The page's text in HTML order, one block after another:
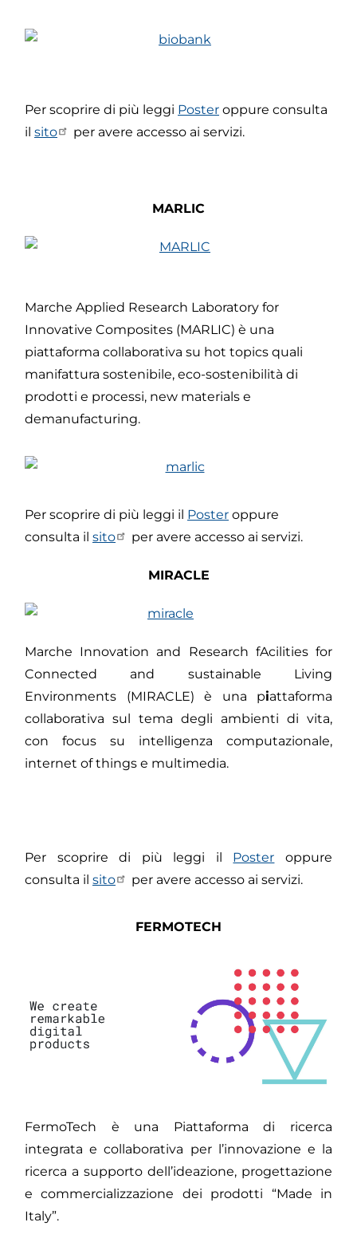
Per scoprire di più leggi Poster oppure consulta
il sito per avere accesso ai servizi.
MARLIC
Marche Applied Research Laboratory for
Innovative Composites (MARLIC) è una
piattaforma collaborativa su hot topics quali
manifattura sostenibile, eco-sostenibilità di
prodotti e processi, new materials e
demanufacturing.
Per scoprire di più leggi il Poster oppure
consulta il sito per avere accesso ai servizi.
MIRACLE
Marche Innovation and Research fAcilities for
Connected and sustainable Living
Environments (MIRACLE) è una piattaforma
collaborativa sul tema degli ambienti di vita,
con focus su intelligenza computazionale,
internet of things e multimedia.
Per scoprire di più leggi il Poster oppure
consulta il sito per avere accesso ai servizi.
FERMOTECH
FermoTech è una Piattaforma di ricerca
integrata e collaborativa per l’innovazione e la
ricerca a supporto dell’ideazione, progettazione
e commercializzazione dei prodotti “Made in
Italy”.